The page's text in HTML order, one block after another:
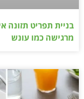
בניית תפריט תזונה
מרגישה כמו עונש